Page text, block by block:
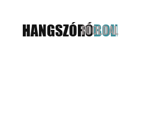
HANGSZÓRÓBOLT
FŐOLDAL